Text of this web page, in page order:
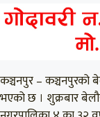
कञ्चनपुर – कञ्चनपुरको
भएको छ । शुक्रबार